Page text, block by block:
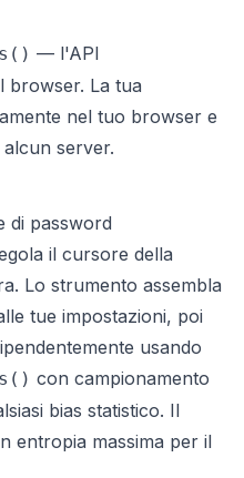
— l'API
browser. La tua
nel tuo browser e
server.
di password
il cursore della
Lo strumento assembla
tue impostazioni, poi
usando
con campionamento
bias statistico. Il
entropia massima per il